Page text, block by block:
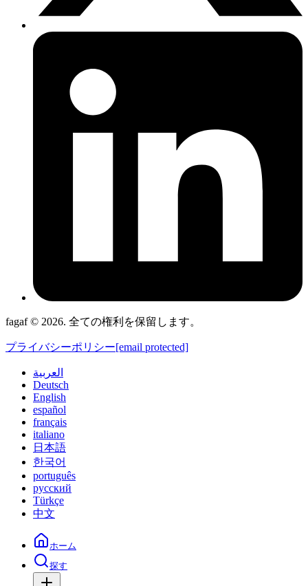
fagaf © 2026. 全ての権利を保留します。
プライバシーポリシー[email protected]
العربية
Deutsch
English
español
français
italiano
日本語
한국어
português
русский
Türkçe
中文
ホーム
探す